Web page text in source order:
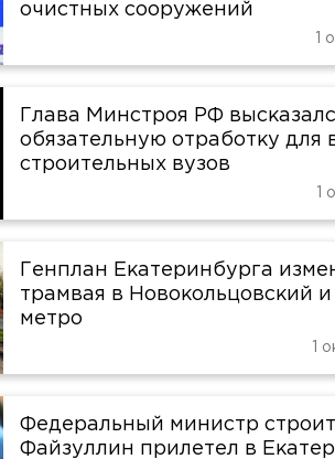
очистных сооружений
1
Глава Минстроя РФ
обязательную отработку для
строительных вузов
1
Генплан Екатеринбурга
трамвая в Новокольцовский
метро
1
Федеральный министр
Файзуллин прилетел в